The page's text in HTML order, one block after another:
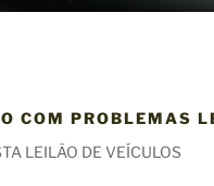
COM PROBLEMAS
LEILÃO DE VEÍCULOS